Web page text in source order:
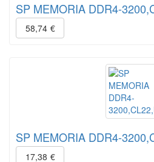
SP MEMORIA DDR4-
58,74 €
SP MEMORIA DDR4-
17,38 €